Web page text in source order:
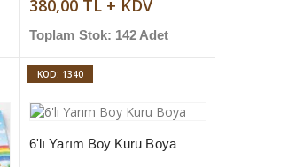
380,00 TL + KDV
Toplam Stok: 142 Adet
KOD: 1340
6'lı Yarım Boy Kuru Boya